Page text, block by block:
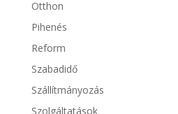
Otthon
Pihenés
Reform
Szabadidő
Szállítmányozás
Szolgáltatások